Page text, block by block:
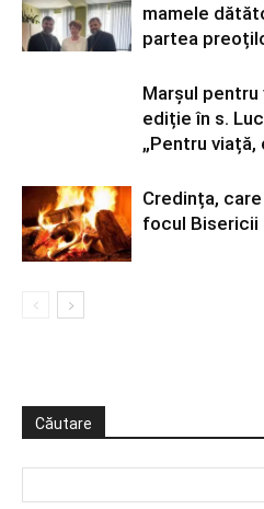
mamele
partea
Marșul pentru
ediție în s.
„Pentru viață,
Credința,
focul Bisericii
Căutare